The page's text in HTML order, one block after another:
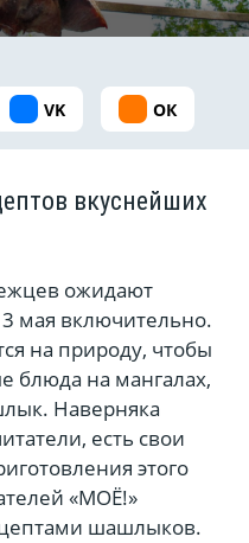
VK ОК
вкуснейших
ожидают
мая включительно.
на природу, чтобы
блюда на мангалах,
Наверняка
есть свои
этого
«МОЁ!»
шашлыков.